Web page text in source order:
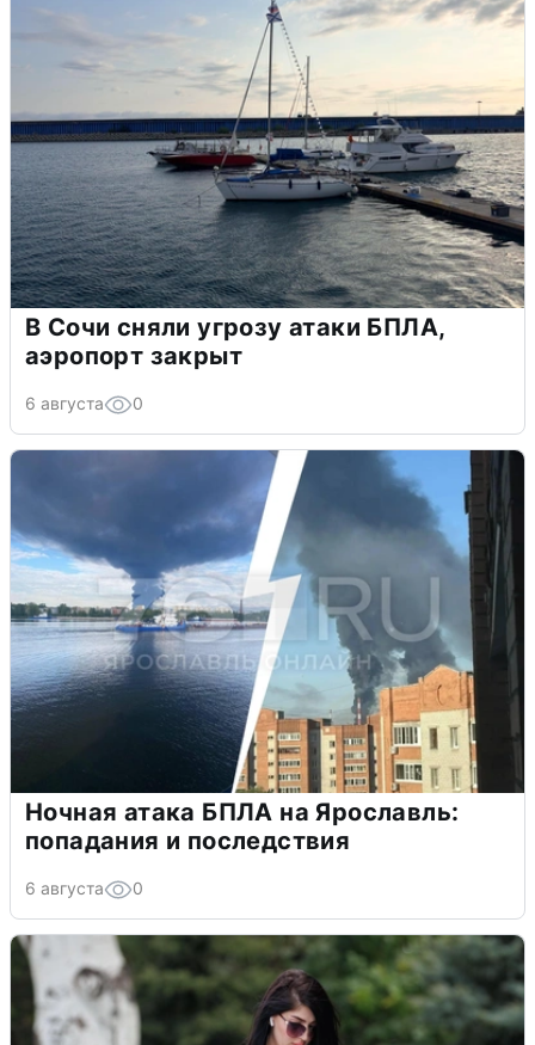
В Сочи сняли угрозу атаки БПЛА,
аэропорт закрыт
6 августа 0
Ночная атака БПЛА на Ярославль:
попадания и последствия
6 августа 0